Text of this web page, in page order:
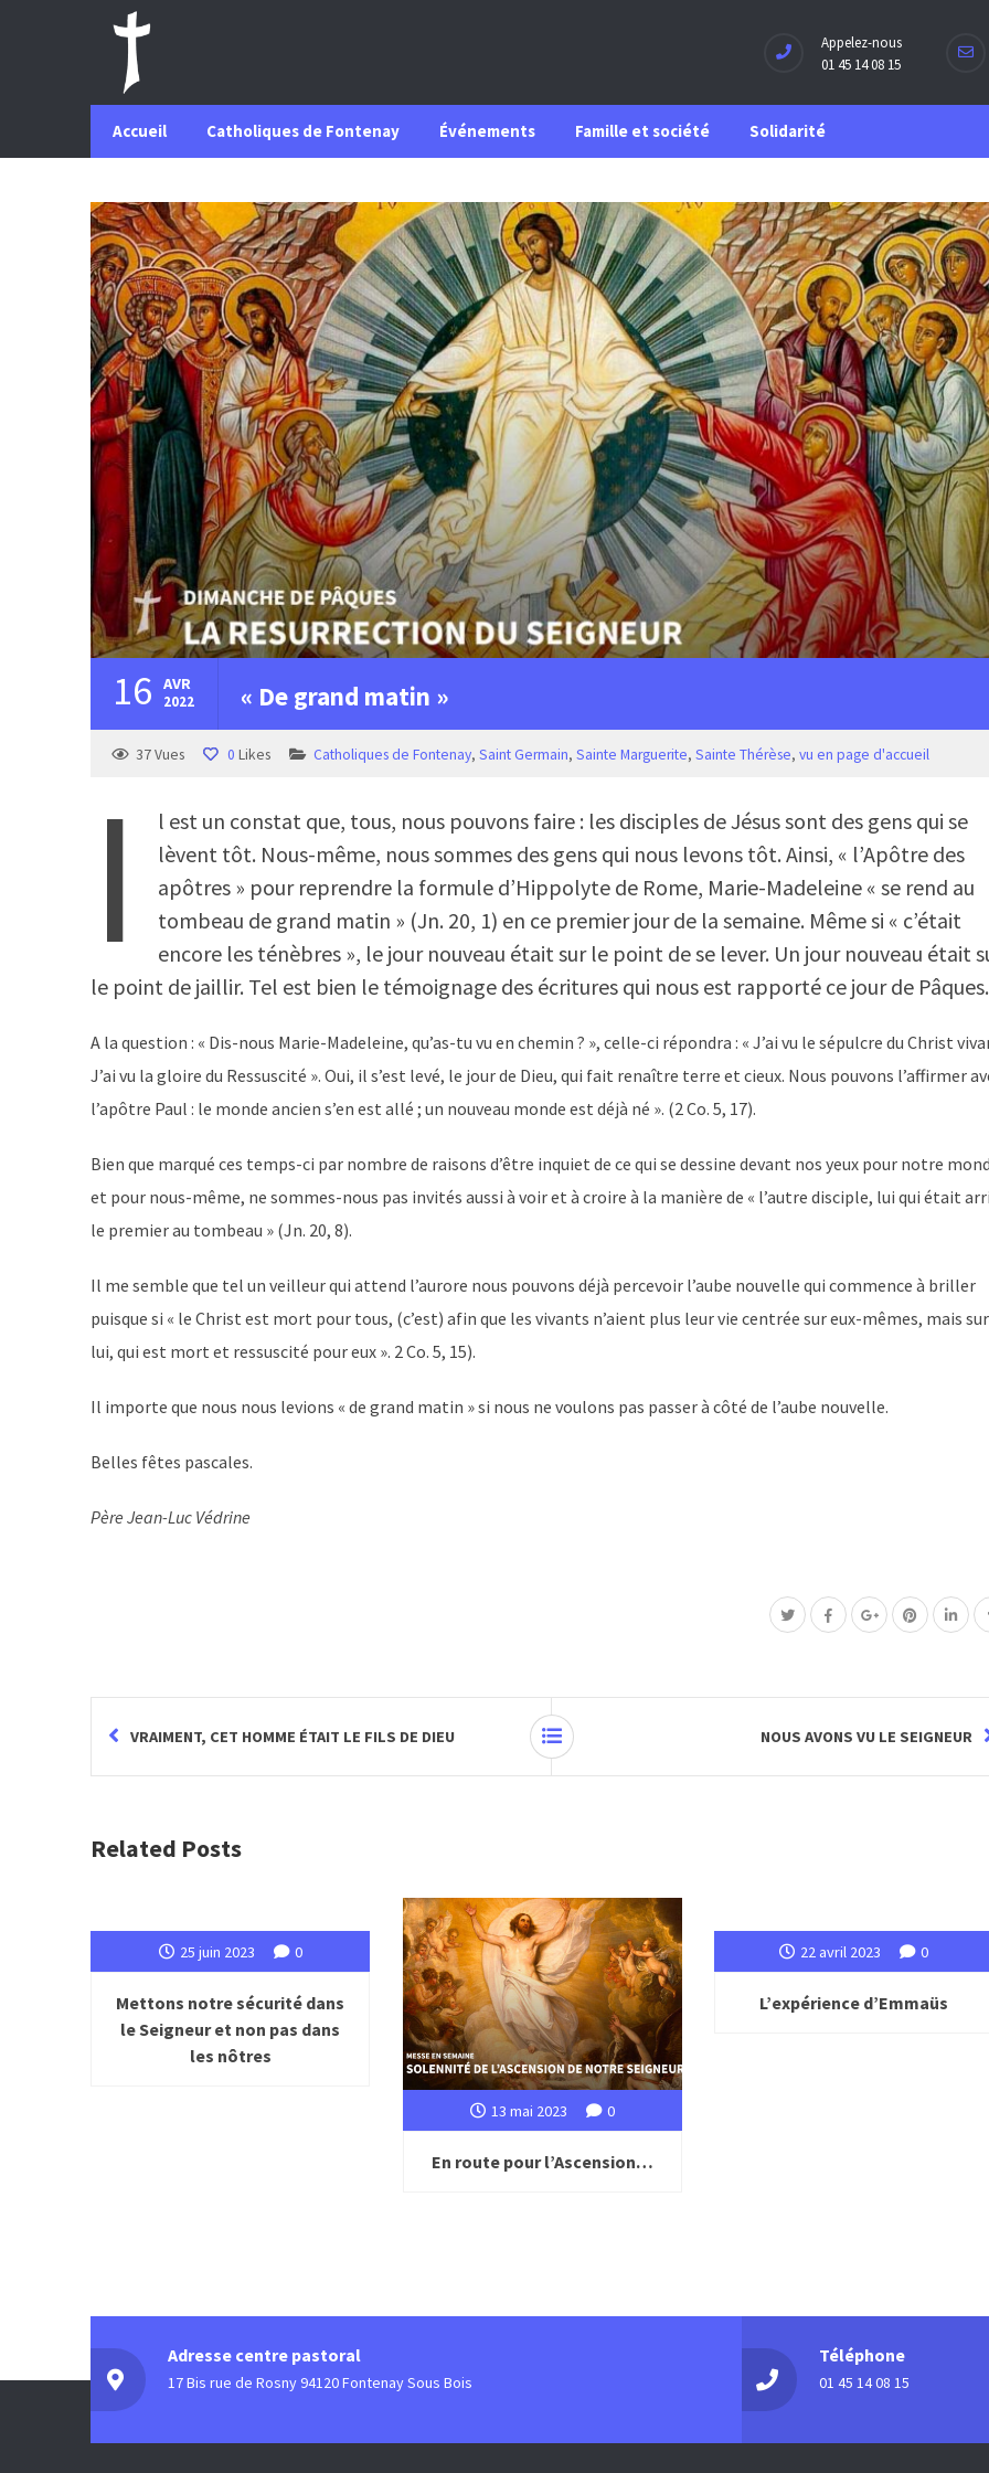
Appelez-nous
01 45 14 08 15
Accueil Catholiques de Fontenay Événements Famille et société Solidarité
16 AVR
2022 « De grand matin »
37Vues 0 Likes Catholiques de Fontenay, Saint Germain, Sainte Marguerite, Sainte Thérèse, vu en page d'accueil
I
l est un constat que, tous, nous pouvons faire : les disciples de Jésus sont des gens qui se
lèvent tôt. Nous-même, nous sommes des gens qui nous levons tôt. Ainsi, « l’Apôtre des
apôtres » pour reprendre la formule d’Hippolyte de Rome, Marie-Madeleine « se rend au
tombeau de grand matin » (Jn. 20, 1) en ce premier jour de la semaine. Même si « c’était
encore les ténèbres », le jour nouveau était sur le point de se lever. Un jour nouveau était
le point de jaillir. Tel est bien le témoignage des écritures qui nous est rapporté ce jour de Pâques.
A la question : « Dis-nous Marie-Madeleine, qu’as-tu vu en chemin ? », celle-ci répondra : « J’ai vu le sépulcre du Christ
J’ai vu la gloire du Ressuscité ». Oui, il s’est levé, le jour de Dieu, qui fait renaître terre et cieux. Nous pouvons l’affirmer
l’apôtre Paul : le monde ancien s’en est allé ; un nouveau monde est déjà né ». (2 Co. 5, 17).
Bien que marqué ces temps-ci par nombre de raisons d’être inquiet de ce qui se dessine devant nos yeux pour notre
et pour nous-même, ne sommes-nous pas invités aussi à voir et à croire à la manière de « l’autre disciple, lui qui était
le premier au tombeau » (Jn. 20, 8).
Il me semble que tel un veilleur qui attend l’aurore nous pouvons déjà percevoir l’aube nouvelle qui commence à briller
puisque si « le Christ est mort pour tous, (c’est) afin que les vivants n’aient plus leur vie centrée sur eux-mêmes, mais sur
lui, qui est mort et ressuscité pour eux ». 2 Co. 5, 15).
Il importe que nous nous levions « de grand matin » si nous ne voulons pas passer à côté de l’aube nouvelle.
Belles fêtes pascales.
Père Jean-Luc Védrine
VRAIMENT, CET HOMME ÉTAIT LE FILS DE DIEU NOUS AVONS VU LE SEIGNEUR
Related Posts
25 juin 2023 0
Mettons notre sécurité dans
le Seigneur et non pas dans
les nôtres
13 mai 2023 0
En route pour l’Ascension…
22 avril 2023 0
L’expérience d’Emmaüs
Adresse centre pastoral
17 Bis rue de Rosny 94120 Fontenay Sous Bois
Téléphone
01 45 14 08 15